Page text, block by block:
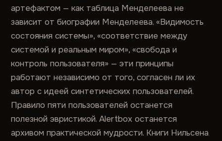
артефактом — как таблица Менделеева не
зависит от биографии Менделеева. «Видимость
состояния системы», «соответствие между
системой и реальным миром», «свобода и
контроль пользователя» — эти принципы
работают независимо от того, согласен ли их
автор с идеей синтетических пользователей.
Правило пяти пользователей останется
полезной эвристикой. Alertbox останется
архивом практической мудрости. Книги Нильсена